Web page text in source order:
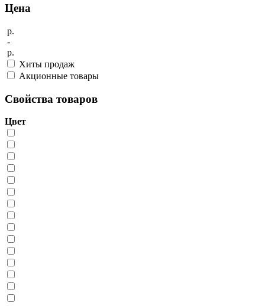
Цена
р.
-
р.
Хиты продаж
Акционные товары
Свойства товаров
Цвет